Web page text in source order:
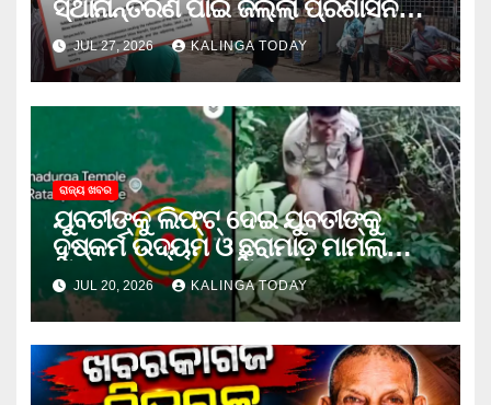
ସ୍ଥାନାନ୍ତରଣ ପାଇଁ ଜିଲ୍ଲା ପ୍ରଶାସନକୁ
ଦାବି କଲେ ଅନିଲ
JUL 27, 2026 KALINGA TODAY
ରାଜ୍ୟ ଖବର
ଯୁବତୀଙ୍କୁ ଲିଫ୍‌ଟ୍‌ ଦେଇ ଯୁବତୀଙ୍କୁ
ଦୁଷ୍କର୍ମ ଉଦ୍ୟମ ଓ ଛୁରାମାଡ଼ ମାମଲାରେ
ଜେଲ ଗଲା ଅଭିଯୁକ୍ତ
JUL 20, 2026 KALINGA TODAY